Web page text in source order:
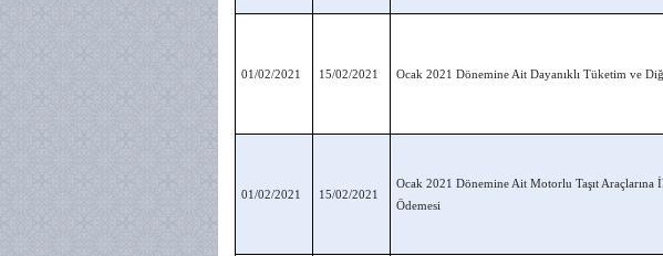
01/02/2021 15/02/2021 Ocak 2021 Dönemine Ait Dayanıklı Tüketim ve
01/02/2021 15/02/2021
Ocak 2021 Dönemine Ait Motorlu Taşıt
Ödemesi